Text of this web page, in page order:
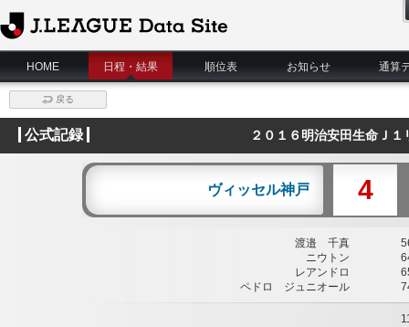
J.League Data Site
HOME
日程・結果 順位表 お知らせ 通算
戻る
公式記録 ２０１６明治安田生命Ｊ
ヴィッセル神戸 4
渡邉 千真
ニウトン
レアンドロ
ペドロ ジュニオール